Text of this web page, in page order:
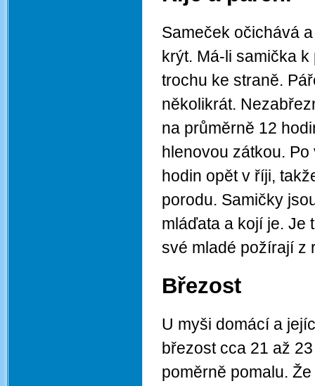
Sameček očichává
krýt. Má-li samička
trochu ke straně.
několikrát.
na průměrně 12
hlenovou zátkou.
hodin opět v říji,
porodu. Samičky
mláďata a kojí je. Je
své mladé požírají z
Březost
U myši domácí a
březost cca 21 až
poměrně pomalu.